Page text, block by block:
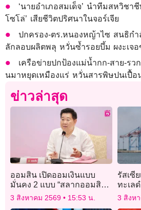
‘นายอำเภอสมเด็จ’ นำทีมสหวิชา
โซโล่’ เสียชีวิตปริศนาในจอร์เจีย
ปกครอง-ตร.หนองหญ้าไซ สนธิกำ
ลักลอบผลิตพลุ หวั่นซ้ำรอยบึ้ม ผงะเจอ
เครือข่ายปกป้องแม่น้ำกก-สาย-รว
นมาหยุดเหมืองแร่ หวั่นสารพิษปนเปื้
ข่าวล่าสุด
ออมสิน เปิดออมเงินแบบ
มั่นคง 2 แบบ “สลากออมสิน
พิเศษ-ออมสิน ออมสุข” รับ
3 สิงหาคม 2569 15:53 น.
รัสเซี
ทะเล
ส่งออ
3 สิงห